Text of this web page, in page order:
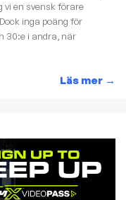
vi en svensk förare
inga poäng för
30:e i andra, när
Läs mer →